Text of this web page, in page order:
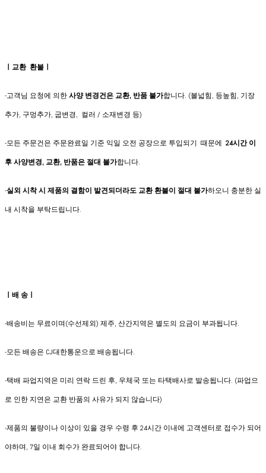
ㅣ교환 환불ㅣ
-고객님 요청에 의한사양 변경건은 교환, 반품 불가합니다. (볼넓힘, 등높힘, 기장
추가, 구멍추가, 굽변경, 컬러 / 소재변경 등)
-모든 주문건은 주문완료일 기준 익일 오전 공장으로 투입되기 때문에 24시간 이
후 사양변경, 교환, 반품은 절대 불가합니다.
-실외 시착 시 제품의 결함이 발견되더라도 교환 환불이 절대 불가하오니 충분한 실
내 시착을 부탁드립니다.
ㅣ배 송ㅣ
-배송비는 무료이며(수선제외) 제주, 산간지역은 별도의 요금이 부과됩니다.
​-모든 배송은 CJ대한통운으로 배송됩니다.
-택배 파업지역은 미리 연락 드린 후, 우체국 또는 타택배사로 발송됩니다. (파업으
로 인한 지연은 교환 반품의 사유가 되지 않습니다)
-제품의 불량이나 이상이 있을 경우 수령 후 24시간 이내에 고객센터로 접수가 되어
야하며, 7일 이내 회수가 완료되어야 합니다.